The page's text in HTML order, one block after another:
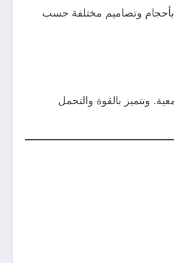
بأحجام وتصاميم مختلفة حسب
وتتميز بالقوة والتحمل